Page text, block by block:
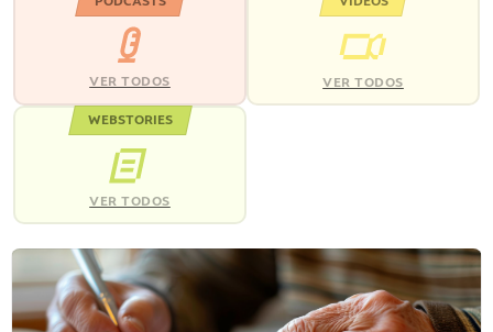
VER TODOS VER TODOS
WEBSTORIES
VER TODOS